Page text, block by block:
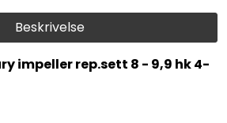
Beskrivelse
impeller rep.sett 8 - 9,9 hk 4-